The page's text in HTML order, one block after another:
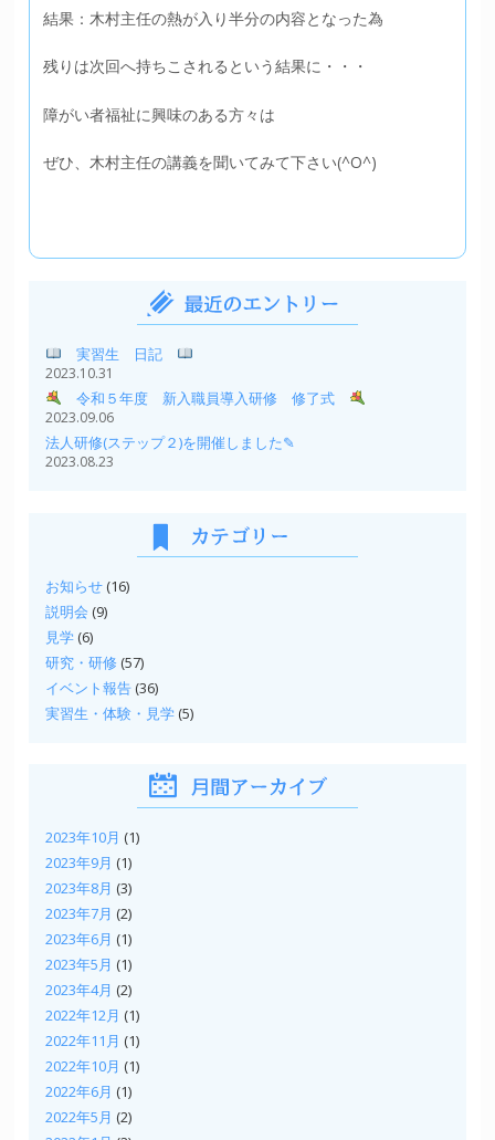
結果：木村主任の熱が入り半分の内容となった為
残りは次回へ持ちこされるという結果に・・・
障がい者福祉に興味のある方々は
ぜひ、木村主任の講義を聞いてみて下さい(^O^)
実習生 日記
2023.10.31
令和５年度 新入職員導入研修 修了式
2023.09.06
法人研修(ステップ２)を開催しました✎
2023.08.23
お知らせ(16)
説明会 (9)
見学(6)
研究・研修(57)
イベント報告(36)
実習生・体験・見学(5)
2023年10月 (1)
2023年9月 (1)
2023年8月 (3)
2023年7月 (2)
2023年6月 (1)
2023年5月 (1)
2023年4月 (2)
2022年12月 (1)
2022年11月 (1)
2022年10月 (1)
2022年6月 (1)
2022年5月 (2)